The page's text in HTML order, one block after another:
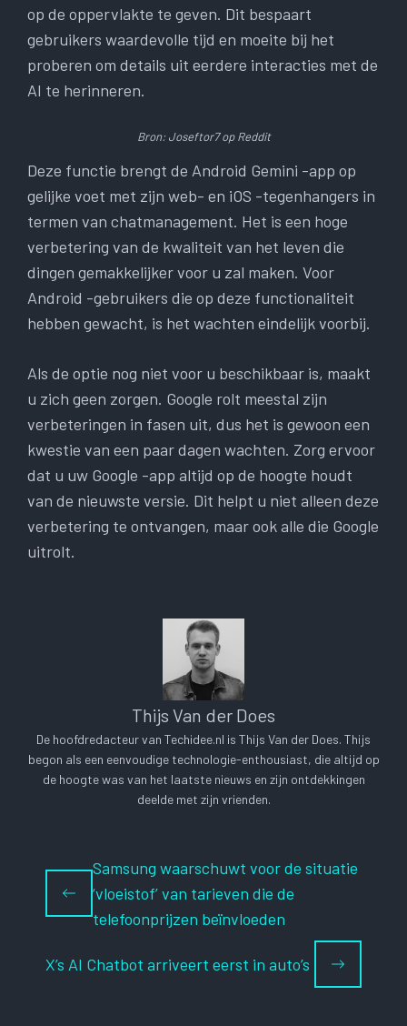
op de oppervlakte te geven. Dit bespaart
gebruikers waardevolle tijd en moeite bij het
proberen om details uit eerdere interacties met de
AI te herinneren.
Bron: Joseftor7 op Reddit
Deze functie brengt de Android Gemini -app op
gelijke voet met zijn web- en iOS -tegenhangers in
termen van chatmanagement. Het is een hoge
verbetering van de kwaliteit van het leven die
dingen gemakkelijker voor u zal maken. Voor
Android -gebruikers die op deze functionaliteit
hebben gewacht, is het wachten eindelijk voorbij.
Als de optie nog niet voor u beschikbaar is, maakt
u zich geen zorgen. Google rolt meestal zijn
verbeteringen in fasen uit, dus het is gewoon een
kwestie van een paar dagen wachten. Zorg ervoor
dat u uw Google -app altijd op de hoogte houdt
van de nieuwste versie. Dit helpt u niet alleen deze
verbetering te ontvangen, maar ook alle die Google
uitrolt.
Thijs Van der Does
De hoofdredacteur van Techidee.nl is Thijs Van der Does. Thijs
begon als een eenvoudige technologie-enthousiast, die altijd op
de hoogte was van het laatste nieuws en zijn ontdekkingen
deelde met zijn vrienden.
Samsung waarschuwt voor de situatie
‘vloeistof’ van tarieven die de
telefoonprijzen beïnvloeden
X’s AI Chatbot arriveert eerst in auto’s